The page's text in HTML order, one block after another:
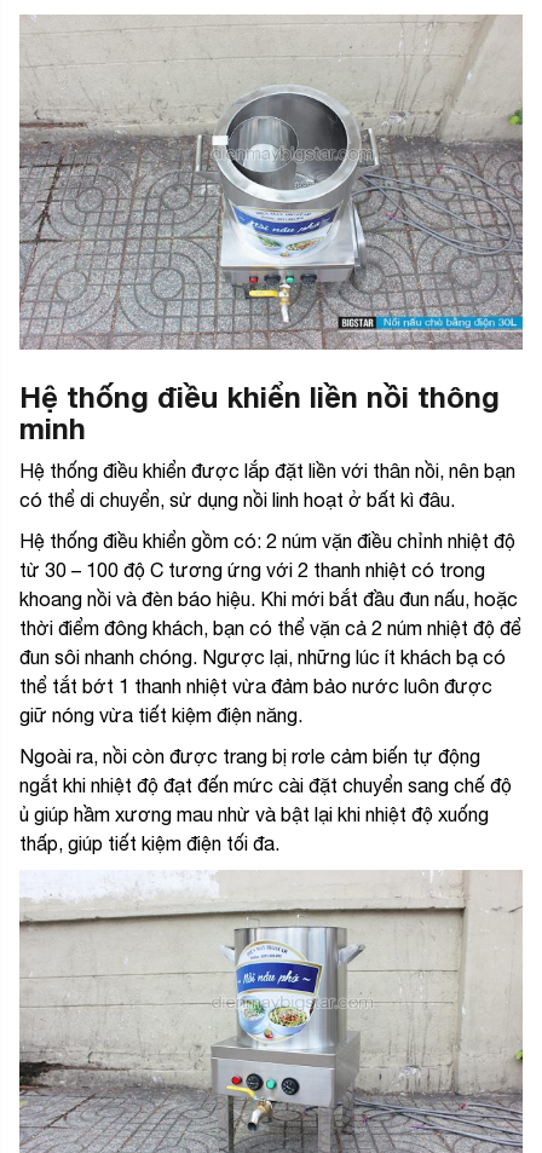
Hệ thống điều khiển liền nồi thông
minh
Hệ thống điều khiển được lắp đặt liền với thân nồi, nên bạn
có thể di chuyển, sử dụng nồi linh hoạt ở bất kì đâu.
Hệ thống điều khiển gồm có: 2 núm vặn điều chỉnh nhiệt độ
từ 30 – 100 độ C tương ứng với 2 thanh nhiệt có trong
khoang nồi và đèn báo hiệu. Khi mới bắt đầu đun nấu, hoặc
thời điểm đông khách, bạn có thể vặn cả 2 núm nhiệt độ để
đun sôi nhanh chóng. Ngược lại, những lúc ít khách bạ có
thể tắt bớt 1 thanh nhiệt vừa đảm bảo nước luôn được
giữ nóng vừa tiết kiệm điện năng.
Ngoài ra, nồi còn được trang bị rơle cảm biến tự động
ngắt khi nhiệt độ đạt đến mức cài đặt chuyển sang chế độ
ủ giúp hầm xương mau nhừ và bật lại khi nhiệt độ xuống
thấp, giúp tiết kiệm điện tối đa.